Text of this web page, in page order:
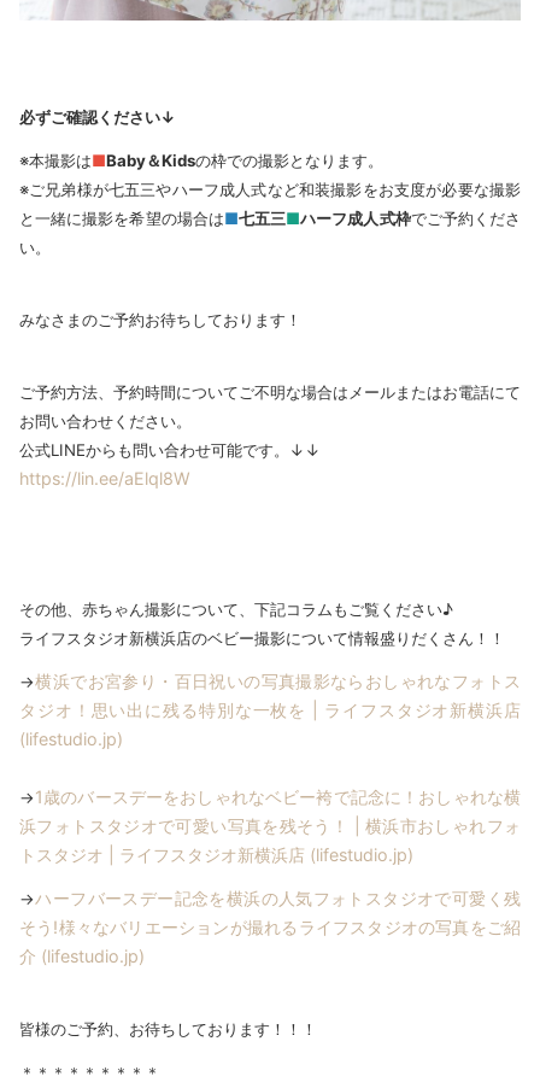
必ずご確認ください↓
※本撮影は■Baby＆Kidsの枠での撮影となります。
※ご兄弟様が七五三やハーフ成人式など和装撮影をお支度が必要な撮影
と一緒に撮影を希望の場合は■七五三■ハーフ成人式枠でご予約くださ
い。
みなさまのご予約お待ちしております！
ご予約方法、予約時間についてご不明な場合はメールまたはお電話にて
お問い合わせください。
公式LINEからも問い合わせ可能です。↓↓
https://lin.ee/aElql8W
その他、赤ちゃん撮影について、下記コラムもご覧ください♪
ライフスタジオ新横浜店のベビー撮影について情報盛りだくさん！！
→横浜でお宮参り・百日祝いの写真撮影ならおしゃれなフォトス
タジオ！思い出に残る特別な一枚を | ライフスタジオ新横浜店
(lifestudio.jp)
→1歳のバースデーをおしゃれなベビー袴で記念に！おしゃれな横
浜フォトスタジオで可愛い写真を残そう！ | 横浜市おしゃれフォ
トスタジオ | ライフスタジオ新横浜店 (lifestudio.jp)
→ハーフバースデー記念を横浜の人気フォトスタジオで可愛く残
そう!様々なバリエーションが撮れるライフスタジオの写真をご紹
介 (lifestudio.jp)
皆様のご予約、お待ちしております！！！
＊＊＊＊＊＊＊＊＊